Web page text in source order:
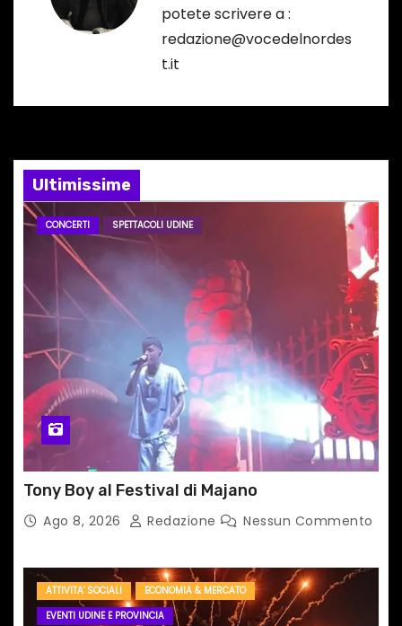
n
e
a
r
i
c
o
l
i
potete scrivere a :
redazione@vocedelnordes
t.it
Ultimissime
CONCERTI SPETTACOLI UDINE
Tony Boy al Festival di Majano
Ago 8, 2026 Redazione Nessun Commento
ATTIVITA' SOCIALI
ECONOMIA & MERCATO
EVENTI UDINE E PROVINCIA